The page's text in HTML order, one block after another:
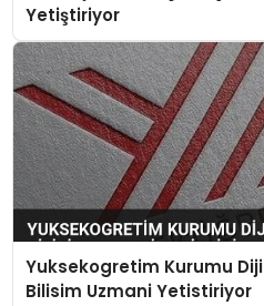
Yetiştiriyor
Yuksekogretim Kurumu
Bilisim Uzmani Yetistiriyor